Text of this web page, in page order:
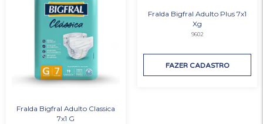
Fralda Bigfral Adulto Classica
7x1 G
Fralda Bigfral Adulto Plus 7x1
Xg
9602
FAZER CADASTRO